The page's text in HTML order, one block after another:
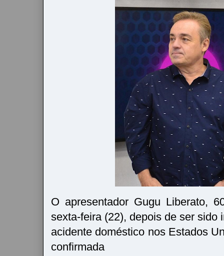
O apresentador Gugu Liberato,
sexta-feira (22), depois de ser sido
acidente doméstico nos Estados
confirmada